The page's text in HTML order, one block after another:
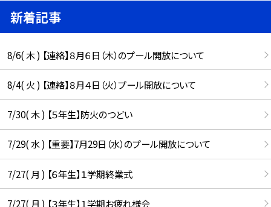
新着記事
8/6( 木 ) 【連絡】８月６日（木）のプール開放について
8/4( 火 ) 【連絡】８月４日（火）プール開放について
7/30( 木 ) 【５年生】防火のつどい
7/29( 水 ) 【重要】7月29日（水）のプール開放について
7/27( 月 ) 【６年生】１学期終業式
7/27( 月 ) 【３年生】１学期お疲れ様会